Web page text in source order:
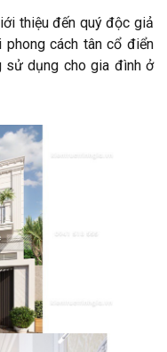
thiệu đến quý độc giả
cách tân cổ điển
sử dụng cho gia đình ở